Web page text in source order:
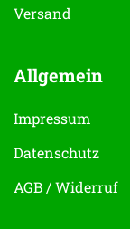
Versand
Allgemein
Impressum
Datenschutz
AGB / Widerruf